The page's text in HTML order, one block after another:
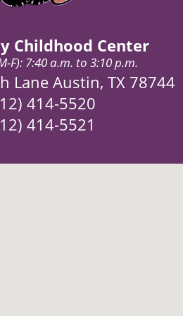
Childhood Center
F): 7:40 a.m. to 3:10 p.m.
Lane Austin, TX 78744
414-5520
414-5521